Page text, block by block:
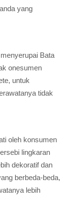
yang
Bata
onesumen
untuk
tidak
oleh konsumen
lingkaran
dekoratif dan
berbeda-beda,
lebih